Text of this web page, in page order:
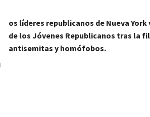
os líderes republicanos de Nueva
de los Jóvenes Republicanos tras la
antisemitas y homófobos.